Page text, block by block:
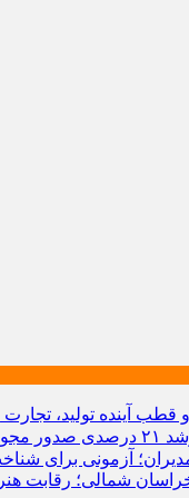
آینده تولید، تجارت
آزمونی برای
شمالی؛ رقابت